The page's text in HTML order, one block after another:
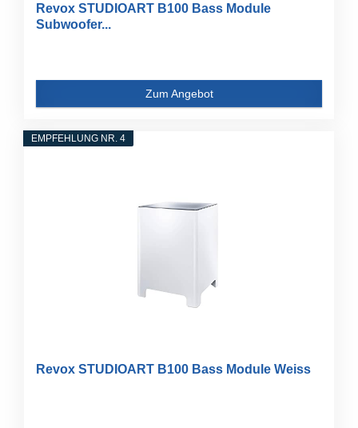
Revox STUDIOART B100 Bass Module
Subwoofer...
Zum Angebot
EMPFEHLUNG NR. 4
Revox STUDIOART B100 Bass Module Weiss